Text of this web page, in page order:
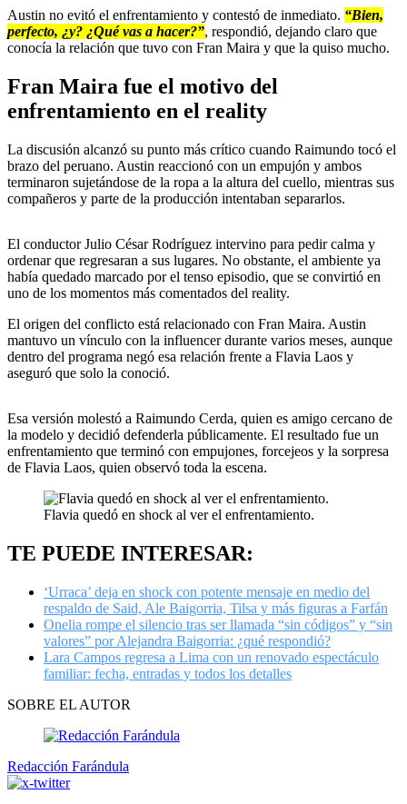
Austin no evitó el enfrentamiento y contestó de inmediato. “Bien,
perfecto, ¿y? ¿Qué vas a hacer?”, respondió, dejando claro que
conocía la relación que tuvo con Fran Maira y que la quiso mucho.
Fran Maira fue el motivo del
enfrentamiento en el reality
La discusión alcanzó su punto más crítico cuando Raimundo tocó el
brazo del peruano. Austin reaccionó con un empujón y ambos
terminaron sujetándose de la ropa a la altura del cuello, mientras sus
compañeros y parte de la producción intentaban separarlos.
El conductor Julio César Rodríguez intervino para pedir calma y
ordenar que regresaran a sus lugares. No obstante, el ambiente ya
había quedado marcado por el tenso episodio, que se convirtió en
uno de los momentos más comentados del reality.
El origen del conflicto está relacionado con Fran Maira. Austin
mantuvo un vínculo con la influencer durante varios meses, aunque
dentro del programa negó esa relación frente a Flavia Laos y
aseguró que solo la conoció.
Esa versión molestó a Raimundo Cerda, quien es amigo cercano de
la modelo y decidió defenderla públicamente. El resultado fue un
enfrentamiento que terminó con empujones, forcejeos y la sorpresa
de Flavia Laos, quien observó toda la escena.
Flavia quedó en shock al ver el enfrentamiento.
TE PUEDE INTERESAR:
‘Urraca’ deja en shock con potente mensaje en medio del
respaldo de Said, Ale Baigorria, Tilsa y más figuras a Farfán
Onelia rompe el silencio tras ser llamada “sin códigos” y “sin
valores” por Alejandra Baigorria: ¿qué respondió?
Lara Campos regresa a Lima con un renovado espectáculo
familiar: fecha, entradas y todos los detalles
SOBRE EL AUTOR
Redacción Farándula